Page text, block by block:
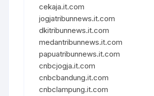
cekaja.it.com
jogjatribunnews.it.com
dkitribunnews.it.com
medantribunnews.it.com
papuatribunnews.it.com
cnbcjogja.it.com
cnbcbandung.it.com
cnbclampung.it.com